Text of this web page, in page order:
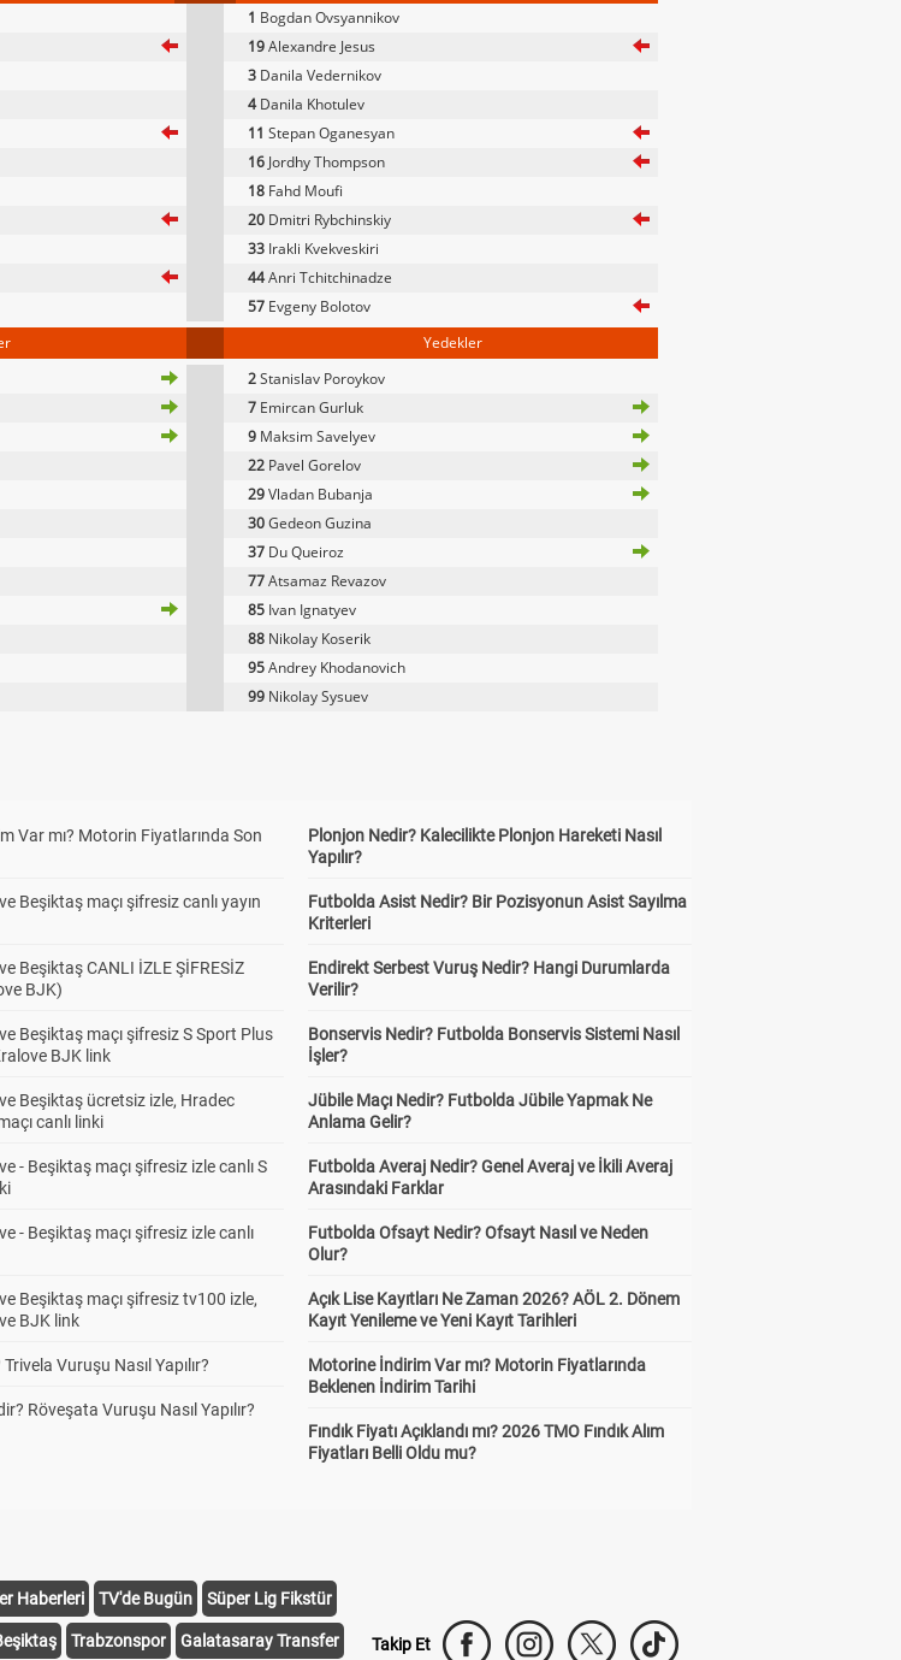
1 Bogdan Ovsyannikov
19Alexandre Jesus
3 Danila Vedernikov
4 Danila Khotulev
11 Stepan Oganesyan
16 Jordhy Thompson
18 Fahd Moufi
20 Dmitri Rybchinskiy
33 Irakli Kvekveskiri
44Anri Tchitchinadze
57 Evgeny Bolotov
Yedekler
2Stanislav Poroykov
7 Emircan Gurluk
9 Maksim Savelyev
22 Pavel Gorelov
29Vladan Bubanja
30Gedeon Guzina
37 Du Queiroz
77Atsamaz Revazov
85 Ivan Ignatyev
88 Nikolay Koserik
95Andrey Khodanovich
99 Nikolay Sysuev
Var mı? Motorin Fiyatlarında Son
Beşiktaş maçı şifresiz canlı yayın
Beşiktaş CANLI İZLE ŞİFRESİZ
BJK)
Beşiktaş maçı şifresiz S Sport Plus
BJK link
Beşiktaş ücretsiz izle, Hradec
canlı linki
- Beşiktaş maçı şifresiz izle canlı S
- Beşiktaş maçı şifresiz izle canlı
Beşiktaş maçı şifresiz tv100 izle,
BJK link
Vuruşu Nasıl Yapılır?
Röveşata Vuruşu Nasıl Yapılır?
Plonjon Nedir? Kalecilikte Plonjon Hareketi Nasıl
Yapılır?
Futbolda Asist Nedir? Bir Pozisyonun Asist Sayılma
Kriterleri
Endirekt Serbest Vuruş Nedir? Hangi Durumlarda
Verilir?
Bonservis Nedir? Futbolda Bonservis Sistemi Nasıl
İşler?
Jübile Maçı Nedir? Futbolda Jübile Yapmak Ne
Anlama Gelir?
Futbolda Averaj Nedir? Genel Averaj ve İkili Averaj
Arasındaki Farklar
Futbolda Ofsayt Nedir? Ofsayt Nasıl ve Neden
Olur?
Açık Lise Kayıtları Ne Zaman 2026? AÖL 2. Dönem
Kayıt Yenileme ve Yeni Kayıt Tarihleri
Motorine İndirim Var mı? Motorin Fiyatlarında
Beklenen İndirim Tarihi
Fındık Fiyatı Açıklandı mı? 2026 TMO Fındık Alım
Fiyatları Belli Oldu mu?
Haberleri TV'de Bugün Süper Lig Fikstür
Trabzonspor Galatasaray Transfer Takip Et